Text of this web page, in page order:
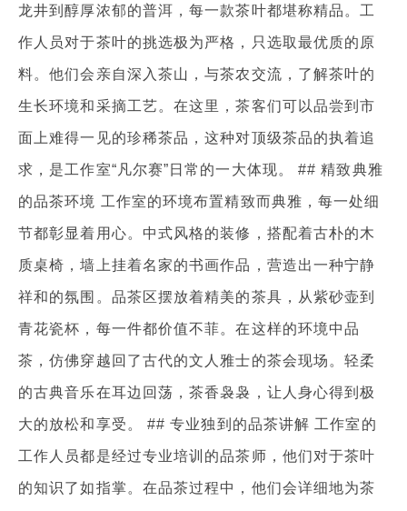
龙井到醇厚浓郁的普洱，每一款茶叶都堪称精品。工
作人员对于茶叶的挑选极为严格，只选取最优质的原
料。他们会亲自深入茶山，与茶农交流，了解茶叶的
生长环境和采摘工艺。在这里，茶客们可以品尝到市
面上难得一见的珍稀茶品，这种对顶级茶品的执着追
求，是工作室“凡尔赛”日常的一大体现。 ## 精致典雅
的品茶环境 工作室的环境布置精致而典雅，每一处细
节都彰显着用心。中式风格的装修，搭配着古朴的木
质桌椅，墙上挂着名家的书画作品，营造出一种宁静
祥和的氛围。品茶区摆放着精美的茶具，从紫砂壶到
青花瓷杯，每一件都价值不菲。在这样的环境中品
茶，仿佛穿越回了古代的文人雅士的茶会现场。轻柔
的古典音乐在耳边回荡，茶香袅袅，让人身心得到极
大的放松和享受。 ## 专业独到的品茶讲解 工作室的
工作人员都是经过专业培训的品茶师，他们对于茶叶
的知识了如指掌。在品茶过程中，他们会详细地为茶